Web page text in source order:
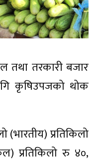
तथा तरकारी बजार
कृषिउपजको थोक
प्रतिकिलो
प्रतिकिलो रु ४०,